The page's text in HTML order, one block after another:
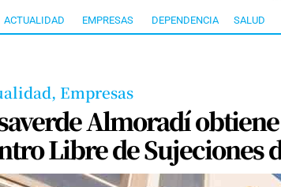
ACTUALIDAD EMPRESAS DEPENDENCIA SALUD
Empresas
Almoradí
Libre de Sujeciones